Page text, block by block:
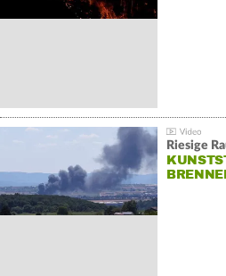
Riesige